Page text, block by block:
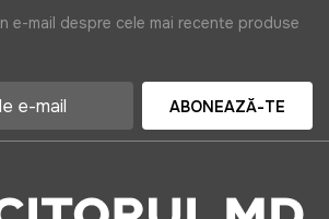
45322
e-mail despre cele mai recente produse
ABONEAZĂ-TE